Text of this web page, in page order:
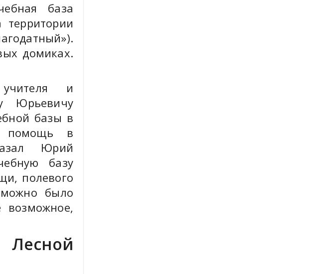
база
территории
домиках.
учителя и
Юрьевичу
базы в
помощь в
Юрий
базу
полевого
было